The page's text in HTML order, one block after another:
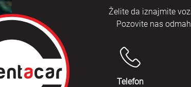
Želite da iznajmite
Pozovite nas
Telefon